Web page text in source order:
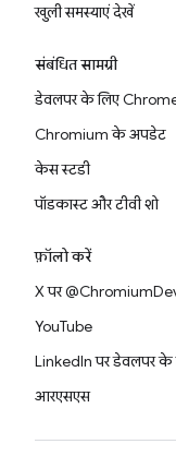
खुली समस्याएं देखें
संबंधित सामग्री
डेवलपर के लिए
Chromium के अपडेट
केस स्टडी
पॉडकास्ट और टीवी शो
फ़ॉलो करें
X पर
YouTube
LinkedIn पर डेवलपर के
आरएसएस